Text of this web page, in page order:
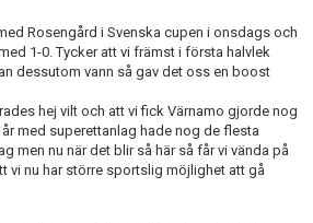
Rosengård i Svenska cupen i onsdags och
1-0. Tycker att vi främst i första halvlek
dessutom vann så gav det oss en boost
hej vilt och att vi fick Värnamo gjorde nog
med superettanlag hade nog de flesta
men nu när det blir så här så får vi vända på
vi nu har större sportslig möjlighet att gå